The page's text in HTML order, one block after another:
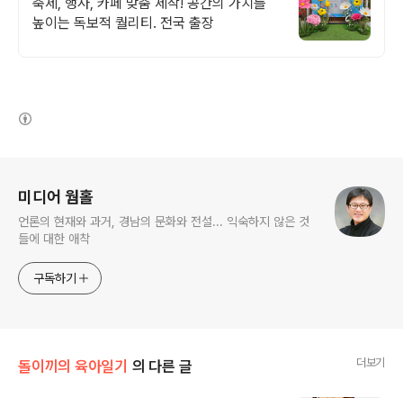
높이는 독보적 퀄리티. 전국 출장
미디어 웜홀
언론의 현재와 과거, 경남의 문화와 전설... 익숙하지 않은 것
들에 대한 애착
구독하기
돌이끼의 육아일기 의 다른 글 더보기